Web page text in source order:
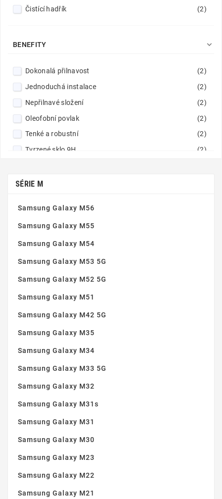
Čistící hadřík
(2)
BENEFITY 
Dokonalá přilnavost
(2)
Jednoduchá instalace
(2)
Nepřilnavé složení
(2)
Oleofobní povlak
(2)
Tenké a robustní
(2)
Tvrzené sklo 9H
(2)
Zaoblené hrany
SÉRIE M
Samsung Galaxy M56
Samsung Galaxy M55
Samsung Galaxy M54
Samsung Galaxy M53 5G
Samsung Galaxy M52 5G
Samsung Galaxy M51
Samsung Galaxy M42 5G
Samsung Galaxy M35
Samsung Galaxy M34
Samsung Galaxy M33 5G
Samsung Galaxy M32
Samsung Galaxy M31s
Samsung Galaxy M31
Samsung Galaxy M30
Samsung Galaxy M23
Samsung Galaxy M22
Samsung Galaxy M21